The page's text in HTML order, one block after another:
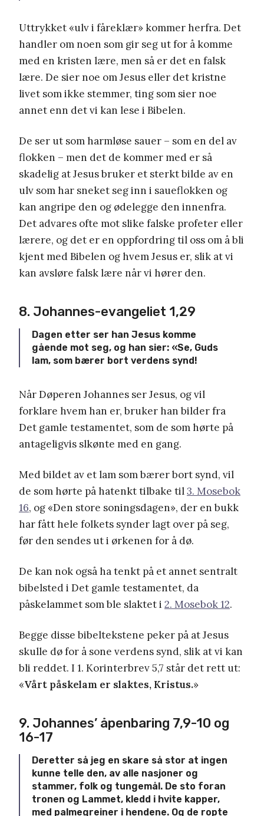
Uttrykket «ulv i fåreklær» kommer herfra. Det
handler om noen som gir seg ut for å komme
med en kristen lære, men så er det en falsk
lære. De sier noe om Jesus eller det kristne
livet som ikke stemmer, ting som sier noe
annet enn det vi kan lese i Bibelen.
De ser ut som harmløse sauer – som en del av
flokken – men det de kommer med er så
skadelig at Jesus bruker et sterkt bilde av en
ulv som har sneket seg inn i saueflokken og
kan angripe den og ødelegge den innenfra.
Det advares ofte mot slike falske profeter eller
lærere, og det er en oppfordring til oss om å bli
kjent med Bibelen og hvem Jesus er, slik at vi
kan avsløre falsk lære når vi hører den.
8. Johannes-evangeliet 1,29
Dagen etter ser han Jesus komme
gående mot seg, og han sier: «Se, Guds
lam, som bærer bort verdens synd!
Når Døperen Johannes ser Jesus, og vil
forklare hvem han er, bruker han bilder fra
Det gamle testamentet, som de som hørte på
antageligvis slkønte med en gang.
Med bildet av et lam som bærer bort synd, vil
de som hørte på hatenkt tilbake til3. Mosebok
16, og «Den store soningsdagen», der en bukk
har fått hele folkets synder lagt over på seg,
før den sendes ut i ørkenen for å dø.
De kan nok også ha tenkt på et annet sentralt
bibelsted i Det gamle testamentet, da
påskelammet som ble slaktet i 2. Mosebok 12.
Begge disse bibeltekstene peker på at Jesus
skulle dø for å sone verdens synd, slik at vi kan
bli reddet. I 1. Korinterbrev 5,7 står det rett ut:
«Vårt påskelam er slaktes, Kristus.»
9. Johannes’ åpenbaring 7,9-10 og
16-17
Deretter så jeg en skare så stor at ingen
kunne telle den, av alle nasjoner og
stammer, folk og tungemål. De sto foran
tronen og Lammet, kledd i hvite kapper,
med palmegreiner i hendene. Og de ropte